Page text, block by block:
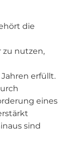
die
zu nutzen,
erfüllt.
eines
sind